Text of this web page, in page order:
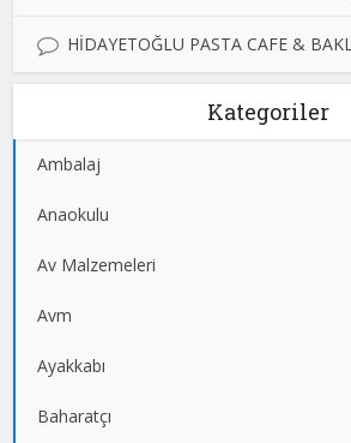
HİDAYETOĞLU PASTA CAFE &
Kategoriler
Ambalaj
Anaokulu
Av Malzemeleri
Avm
Ayakkabı
Baharatçı